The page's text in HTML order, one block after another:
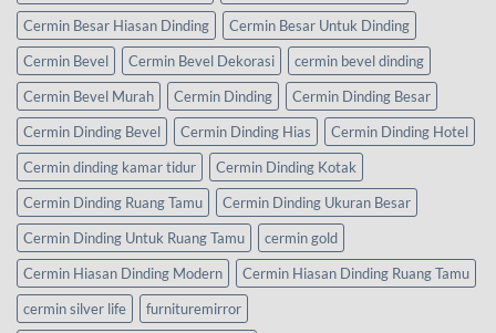
Cermin Besar Hiasan Dinding
Cermin Besar Untuk Dinding
Cermin Bevel
Cermin Bevel Dekorasi
cermin bevel dinding
Cermin Bevel Murah
Cermin Dinding
Cermin Dinding Besar
Cermin Dinding Bevel
Cermin Dinding Hias
Cermin Dinding Hotel
Cermin dinding kamar tidur
Cermin Dinding Kotak
Cermin Dinding Ruang Tamu
Cermin Dinding Ukuran Besar
Cermin Dinding Untuk Ruang Tamu
cermin gold
Cermin Hiasan Dinding Modern
Cermin Hiasan Dinding Ruang Tamu
cermin silver life
furnituremirror